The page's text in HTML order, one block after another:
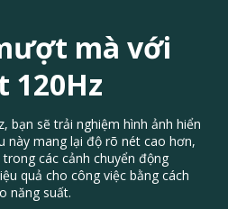
mà với
120Hz
bạn sẽ trải nghiệm hình ảnh hiển
mang lại độ rõ nét cao hơn,
các cảnh chuyển động
quả cho công việc bằng cách
năng suất.